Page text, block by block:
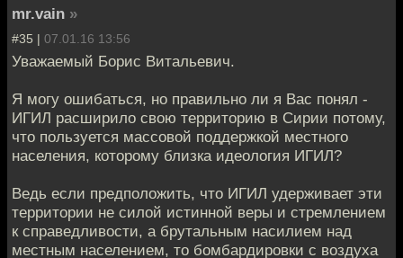
mr.vain »
#35 | 07.01.16 13:56
Уважаемый Борис Витальевич.
Я могу ошибаться, но правильно ли я Вас понял -
ИГИЛ расширило свою территорию в Сирии потому,
что пользуется массовой поддержкой местного
населения, которому близка идеология ИГИЛ?
Ведь если предположить, что ИГИЛ удерживает эти
территории не силой истинной веры и стремлением
к справедливости, а брутальным насилием над
местным населением, то бомбардировки с воздуха